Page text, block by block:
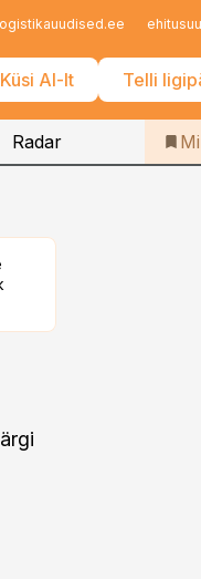
Küsi AI-lt Telli
Telli
Radar